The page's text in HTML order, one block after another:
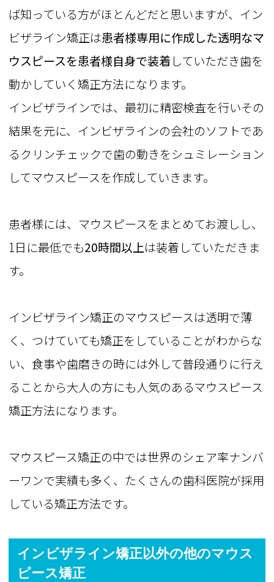
ば知っている方がほとんどだと思いますが、イン
ビザライン矯正は患者様専用に作成した透明なマ
ウスピースを患者様自身で装着 していただき歯を
動かしていく矯正方法になります。
インビザラインでは、最初に精密検査を行いその
結果を元に、インビザラインの会社のソフトであ
るクリンチェックで歯の動きをシュミレーション
してマウスピースを作成していきます。
患者様には、マウスピースをまとめてお渡しし、
1日に最低でも20時間以上は装着していただきま
す。
インビザライン矯正のマウスピースは透明で薄
く、つけていても矯正をしていることがわからな
い、食事や歯磨きの時には外して普段通りに行え
ることから大人の方にも人気のあるマウスピース
矯正方法になります。
マウスピース矯正の中では世界のシェア率ナンバ
ーワンで実績も多く、たくさんの歯科医院が採用
している矯正方法です。
インビザライン矯正以外の他のマウス
ピース矯正